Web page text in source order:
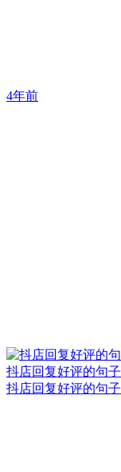
4年前
抖店回复好评的句子
抖店回复好评的句子